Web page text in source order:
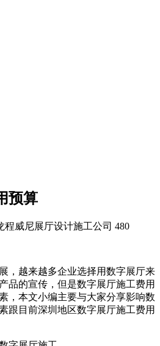
预算
程威尼展厅设计施工公司 480
，越来越多企业选择用数字展厅来
品的宣传，但是数字展厅施工费用
，本文小编主要与大家分享影响数
跟目前深圳地区数字展厅施工费用